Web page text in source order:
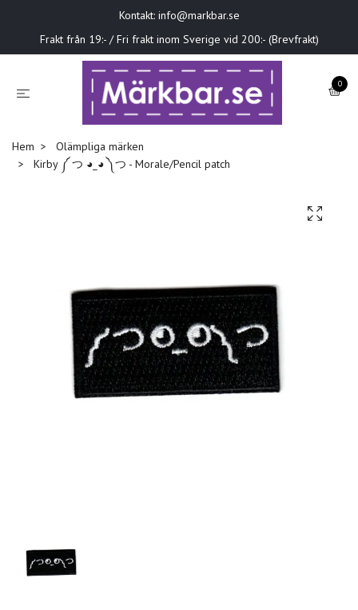
Kontakt: info@markbar.se
Frakt från 19:- / Fri frakt inom Sverige vid 200:- (Brevfrakt)
0
Hem
Olämpliga märken
Kirby ༼ つ ◕_◕ ༽つ - Morale/Pencil patch